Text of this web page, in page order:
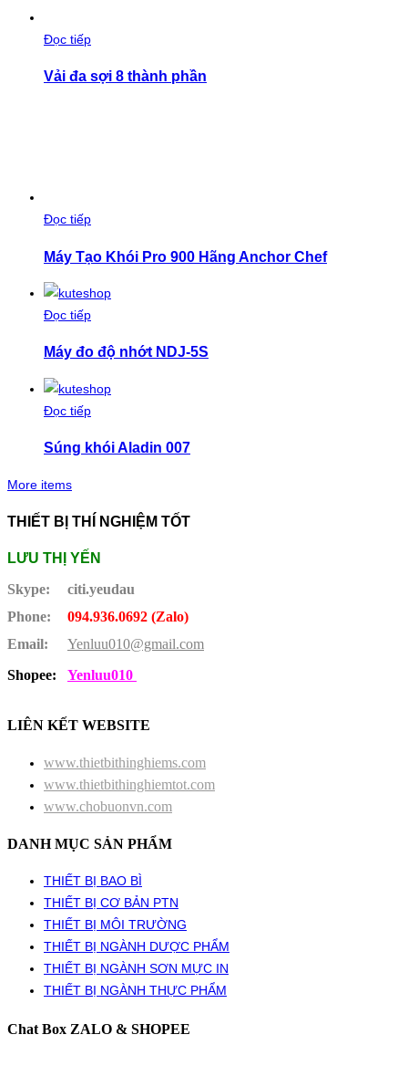
Đọc tiếp
Vải đa sợi 8 thành phần
Đọc tiếp
Máy Tạo Khói Pro 900 Hãng Anchor Chef
Đọc tiếp
Máy đo độ nhớt NDJ-5S
Đọc tiếp
Súng khói Aladin 007
More items
THIẾT BỊ THÍ NGHIỆM TỐT
LƯU THỊ YẾN
Skype:
citi.yeudau
Phone:
094.936.0692 (Zalo)
Email:
Yenluu010@gmail.com
Shopee:
Yenluu010
LIÊN KẾT WEBSITE
www.thietbithinghiems.com
www.thietbithinghiemtot.com
www.chobuonvn.com
DANH MỤC SẢN PHẨM
THIẾT BỊ BAO BÌ
THIẾT BỊ CƠ BẢN PTN
THIẾT BỊ MÔI TRƯỜNG
THIẾT BỊ NGÀNH DƯỢC PHẨM
THIẾT BỊ NGÀNH SƠN MỰC IN
THIẾT BỊ NGÀNH THỰC PHẨM
Chat Box ZALO & SHOPEE